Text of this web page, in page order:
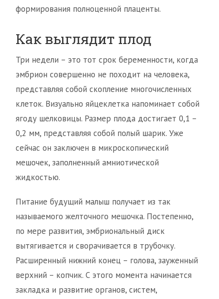
формирования полноценной плаценты.
Как выглядит плод
Три недели – это тот срок беременности, когда
эмбрион совершенно не походит на человека,
представляя собой скопление многочисленных
клеток. Визуально яйцеклетка напоминает собой
ягоду шелковицы. Размер плода достигает 0,1 –
0,2 мм, представляя собой полый шарик. Уже
сейчас он заключен в микроскопический
мешочек, заполненный амниотической
жидкостью.
Питание будущий малыш получает из так
называемого желточного мешочка. Постепенно,
по мере развития, эмбриональный диск
вытягивается и сворачивается в трубочку.
Расширенный нижний конец – голова, зауженный
верхний – копчик. С этого момента начинается
закладка и развитие органов, систем,